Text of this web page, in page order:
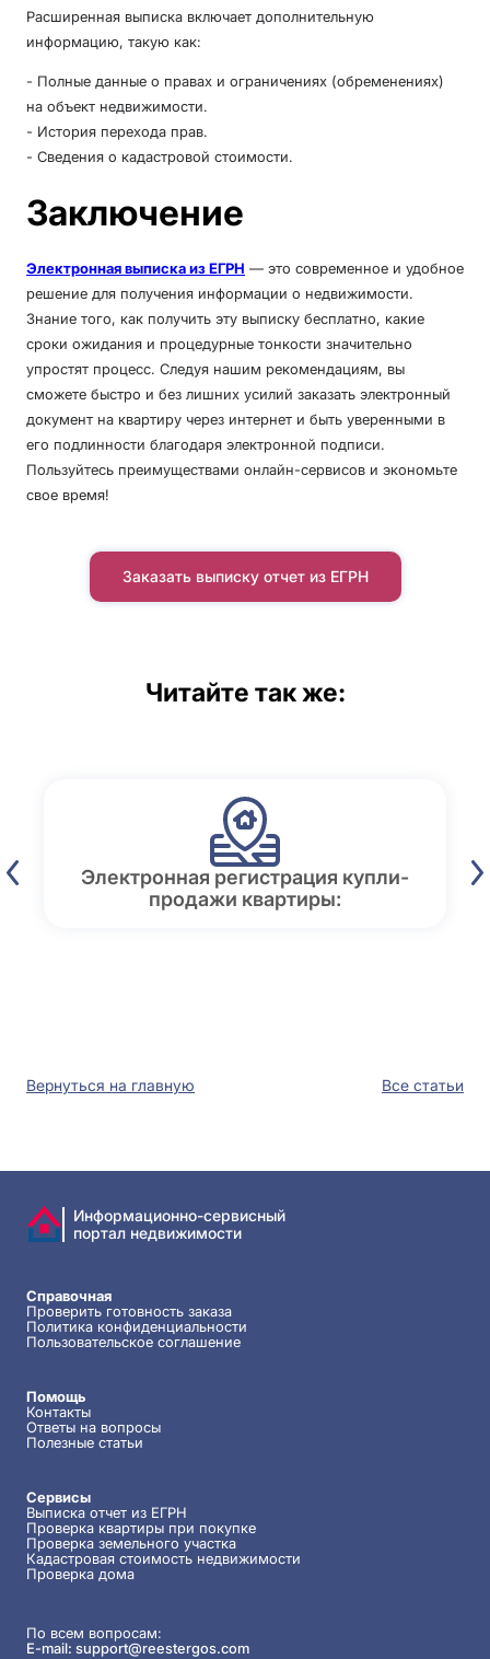
Расширенная выписка включает дополнительную
информацию, такую как:
- Полные данные о правах и ограничениях (обременениях)
на объект недвижимости.
- История перехода прав.
- Сведения о кадастровой стоимости.
Заключение
Электронная выписка из ЕГРН — это современное и удобное
решение для получения информации о недвижимости.
Знание того, как получить эту выписку бесплатно, какие
сроки ожидания и процедурные тонкости значительно
упростят процесс. Следуя нашим рекомендациям, вы
сможете быстро и без лишних усилий заказать электронный
документ на квартиру через интернет и быть уверенными в
его подлинности благодаря электронной подписи.
Пользуйтесь преимуществами онлайн-сервисов и экономьте
свое время!
Заказать выписку отчет из ЕГРН
Читайте так же:
Электронная регистрация купли-
продажи квартиры:
Вернуться на главную Все статьи
Информационно-сервисный
портал недвижимости
Справочная
Проверить готовность заказа
Политика конфиденциальности
Пользовательское соглашение
Помощь
Контакты
Ответы на вопросы
Полезные статьи
Сервисы
Выписка отчет из ЕГРН
Проверка квартиры при покупке
Проверка земельного участка
Кадастровая стоимость недвижимости
Проверка дома
По всем вопросам:
E-mail: support@reestergos.com